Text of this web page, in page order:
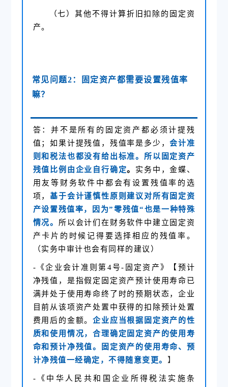
（七）其他不得计算折旧扣除的固定资
产。
常见问题2：固定资产都需要设置残值率
嘛？
答：并不是所有的固定资产都必须计提残
值；如果计提残值，残值率是多少，会计准
则和税法也都没有给出标准。所以固定资产
残值比例由企业自行确定。 实务中，金蝶、
用友等财务软件中都会有设置残值率的选
项，基于会计谨慎性原则建议对所有固定资
产设置残值率，因为”零残值“也是一种特殊
情况。 所以会计们在财务软件中建立固定资
产卡片的时候记得要选择相应的残值率。
（实务中审计也会有同样的建议）
-《企业会计准则第4号-固定资产》【预计
净残值，是指假定固定资产预计使用寿命已
满并处于使用寿命终了时的预期状态，企业
目前从该项资产处置中获得的扣除预计处置
费用后的金额。企业应当根据固定资产的性
质和使用情况，合理确定固定资产的使用寿
命和预计净残值。固定资产的使用寿命、预
计净残值一经确定，不得随意变更。
】
-《中华人民共和国企业所得税法实施条